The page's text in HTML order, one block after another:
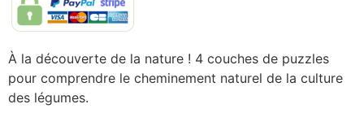
À la découverte de la nature ! 4 couches de puzzles
pour comprendre le cheminement naturel de la culture
des légumes.